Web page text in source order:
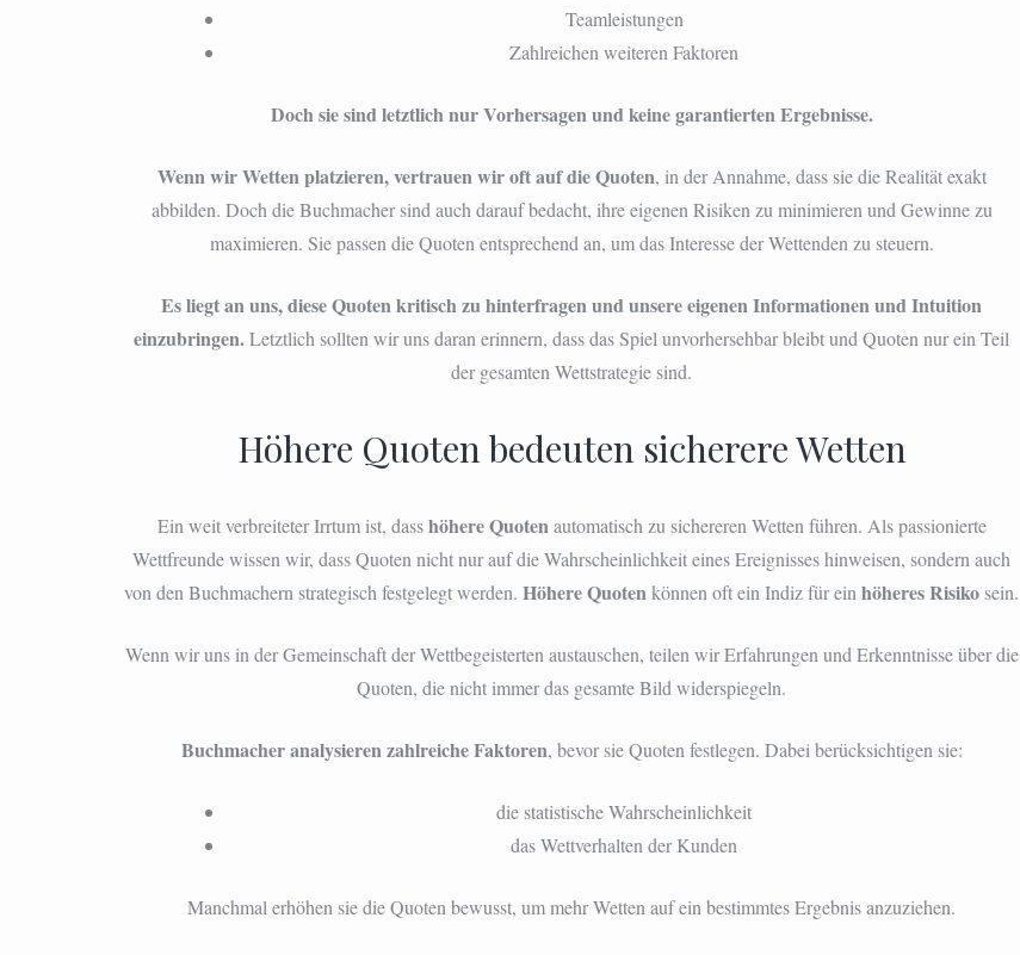
Teamleistungen
Zahlreichen weiteren Faktoren
Doch sie sind letztlich nur Vorhersagen und keine garantierten Ergebnisse.
Wenn wir Wetten platzieren, vertrauen wir oft auf die Quoten, in der Annahme, dass sie die Realität exakt
abbilden. Doch die Buchmacher sind auch darauf bedacht, ihre eigenen Risiken zu minimieren und Gewinne zu
maximieren. Sie passen die Quoten entsprechend an, um das Interesse der Wettenden zu steuern.
Es liegt an uns, diese Quoten kritisch zu hinterfragen und unsere eigenen Informationen und Intuition
einzubringen.Letztlich sollten wir uns daran erinnern, dass das Spiel unvorhersehbar bleibt und Quoten nur ein Teil
der gesamten Wettstrategie sind.
Höhere Quoten bedeuten sicherere Wetten
Ein weit verbreiteter Irrtum ist, dasshöhere Quotenautomatisch zu sichereren Wetten führen. Als passionierte
Wettfreunde wissen wir, dass Quoten nicht nur auf die Wahrscheinlichkeit eines Ereignisses hinweisen, sondern auch
von den Buchmachern strategisch festgelegt werden.Höhere Quotenkönnen oft ein Indiz für einhöheres Risiko sein.
Wenn wir uns in der Gemeinschaft der Wettbegeisterten austauschen, teilen wir Erfahrungen und Erkenntnisse über die
Quoten, die nicht immer das gesamte Bild widerspiegeln.
Buchmacher analysieren zahlreiche Faktoren, bevor sie Quoten festlegen. Dabei berücksichtigen sie:
die statistische Wahrscheinlichkeit
das Wettverhalten der Kunden
Manchmal erhöhen sie die Quoten bewusst, um mehr Wetten auf ein bestimmtes Ergebnis anzuziehen.